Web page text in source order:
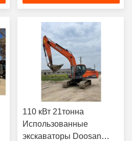
110 кВт 21тонна
Использованные
экскаваторы Doosan